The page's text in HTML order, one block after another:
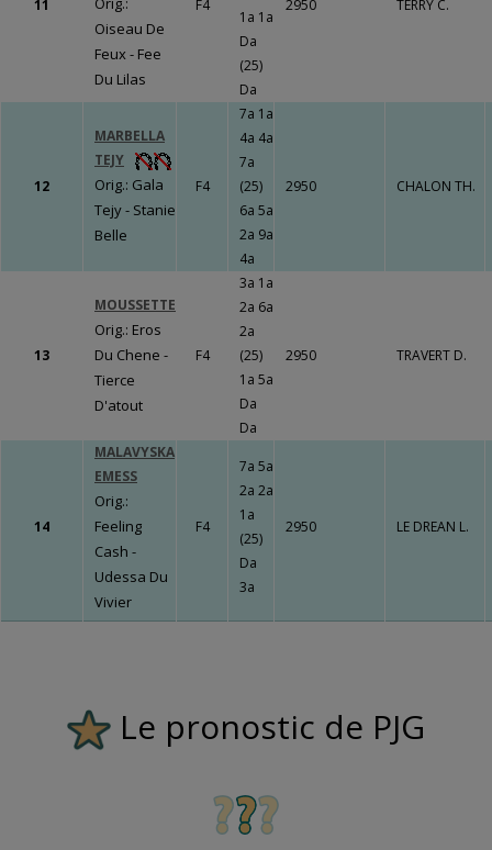
Un travail
gigantesque qui
va porter ses
Fermer
LE BOURG
Fermer
11
Oiseau De
Feux - Fee
Du Lilas
F4
1a 1a
Da
(25)
Da
2950 TERRY C.
12
MARBELLA
TEJY
Orig.: Gala
Tejy - Stanie
Belle
F4
7a 1a
4a 4a
7a
(25)
6a 5a
2a 9a
4a
2950 CHALON TH.
13
MOUSSETTE
Orig.: Eros
Du Chene -
Tierce
D'atout
F4
3a 1a
2a 6a
2a
(25)
1a 5a
Da
Da
2950 TRAVERT D.
14
MALAVYSKA
EMESS
Orig.:
Feeling
Cash -
Udessa Du
Vivier
F4
7a 5a
2a 2a
1a
(25)
Da
3a
2950 LE DREAN L.
Le pronostic de PJG